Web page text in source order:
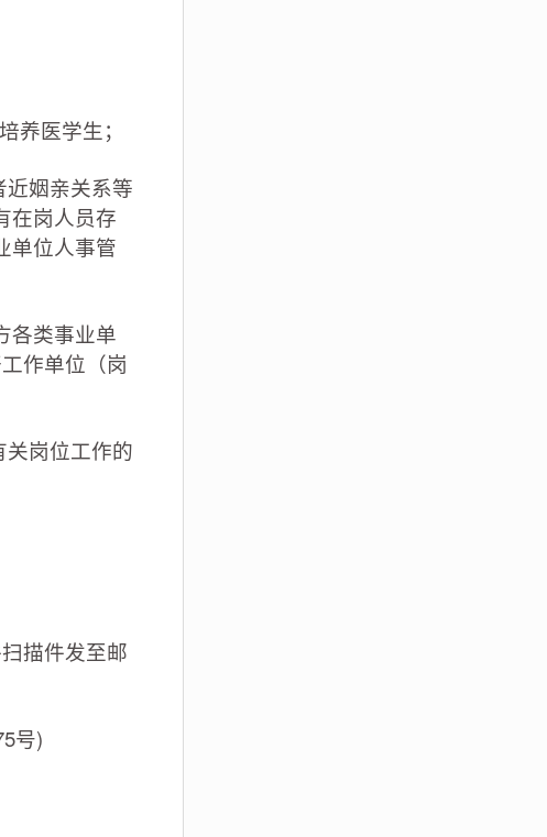
医学生；
姻亲关系等
在岗人员存
单位人事管
各类事业单
作单位（岗
岗位工作的
描件发至邮
号)